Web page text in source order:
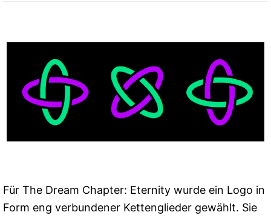
Für The Dream Chapter: Eternity wurde ein Logo in
Form eng verbundener Kettenglieder gewählt. Sie